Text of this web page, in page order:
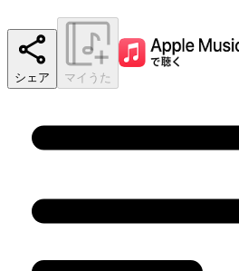
シェア マイうた